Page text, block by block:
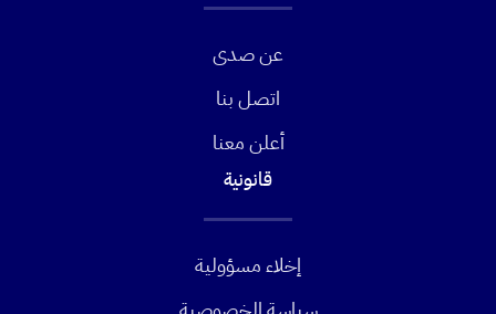
عن صدى
اتصل بنا
أعلن معنا
قانونية
إخلاء مسؤولية